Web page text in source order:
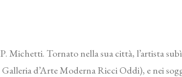
Michetti. Tornato nella sua città, l’artista
d’Arte Moderna Ricci Oddi), e nei